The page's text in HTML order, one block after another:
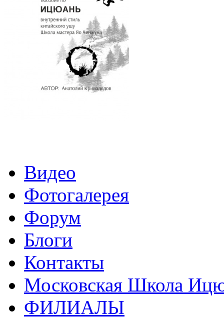
Видео
Фотогалерея
Форум
Блоги
Контакты
Московская Школа
ФИЛИАЛЫ